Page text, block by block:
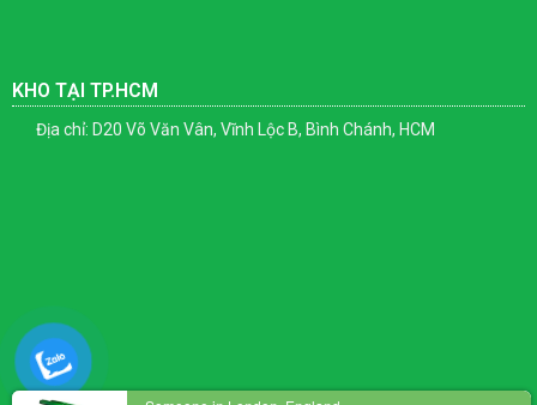
KHO TẠI TP.HCM
Địa chỉ: D20 Võ Văn Vân, Vĩnh Lộc B, Bình Chánh, HCM